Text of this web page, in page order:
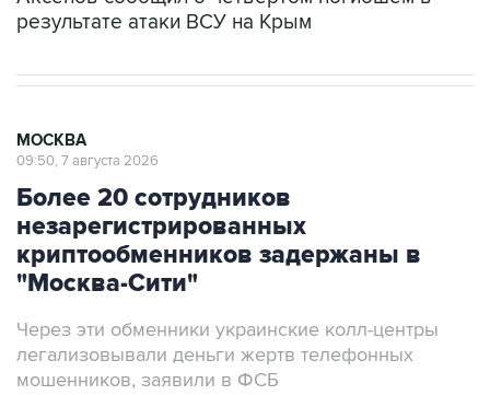
результате атаки ВСУ на Крым
МОСКВА
09:50, 7 августа 2026
Более 20 сотрудников
незарегистрированных
криптообменников задержаны в
"Москва-Сити"
Через эти обменники украинские колл-центры
легализовывали деньги жертв телефонных
мошенников, заявили в ФСБ